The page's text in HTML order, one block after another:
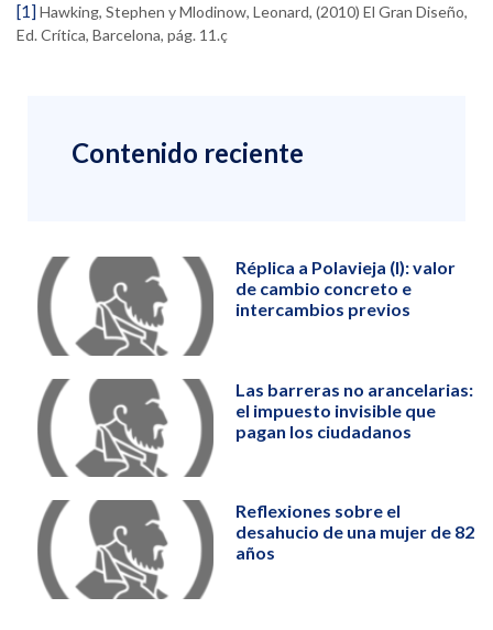
[1] Hawking, Stephen y Mlodinow, Leonard, (2010) El Gran Diseño,
Ed. Crítica, Barcelona, pág. 11.ç
Contenido reciente
Réplica a Polavieja (I): valor
de cambio concreto e
intercambios previos
Las barreras no arancelarias:
el impuesto invisible que
pagan los ciudadanos
Reflexiones sobre el
desahucio de una mujer de 82
años